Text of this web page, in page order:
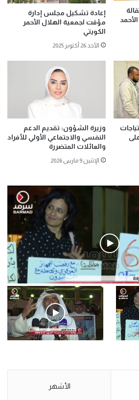
إعادة تشكيل مجلس إدارة
مؤقت لجمعية الهلال الأحمر
الكويتي
الأحد 26 أكتوبر 2025
وزيرة الشؤون: تقديم الدعم
النفسي والاجتماعي الأولي للأفراد
والعائلات المتضررة
الإثنين 9 مارس 2026
فيديو
في ساحة الإرادة 4-5-2019.
نبيع مخدرات يعني ولا خمر؟!.
الأشهر